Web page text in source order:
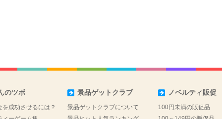
のツボ
を成功させるには？
景品ゲットクラブ
景品ゲットクラブについて
ノベルティ販促
100円未満の販促品